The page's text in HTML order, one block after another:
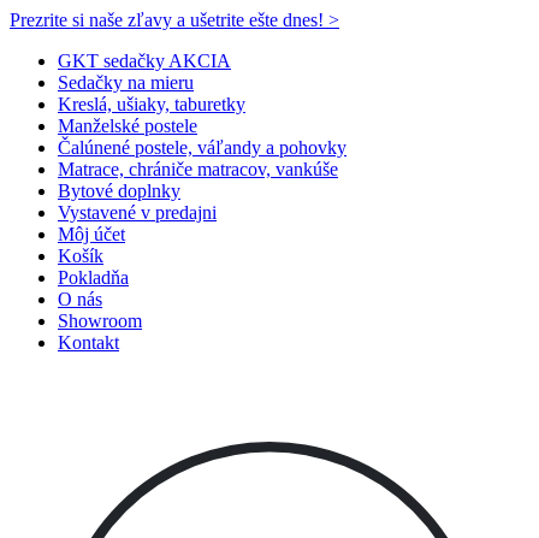
Prezrite si naše zľavy a ušetrite ešte dnes! >​
GKT sedačky AKCIA
Sedačky na mieru
Kreslá, ušiaky, taburetky
Manželské postele
Čalúnené postele, váľandy a pohovky
Matrace, chrániče matracov, vankúše
Bytové doplnky
Vystavené v predajni
Môj účet
Košík
Pokladňa
O nás
Showroom
Kontakt